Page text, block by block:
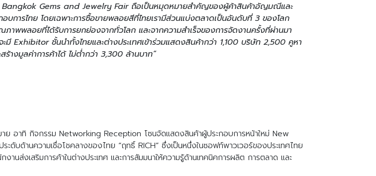
Bangkok Gems and Jewelry Fair ถือเป็นหมุดหมายสำคัญของผู้ค้าสินค้าอัญมณีและ
อบการไทย โดยเฉพาะการซื้อขายพลอยสีที่ไทยเรามีส่วนแบ่งตลาดเป็นอันดับที่ 3 ของโลก
ภาพพลอยที่ได้รับการยกย่องจากทั่วโลก และจากความสำเร็จของการจัดงานครั้งที่ผ่านมา
Exhibitor ชั้นนำทั้งไทยและต่างประเทศเข้าร่วมแสดงสินค้ากว่า 1,100 บริษัท 2,500 คูหา
างมูลค่าการค้าได้ ไม่ต่ำกว่า 3,300 ล้านบาท”
ย อาทิ กิจกรรม Networking Reception โซนจัดแสดงสินค้าผู้ประกอบการหน้าใหม่ New
ดับด้านความเชื่อโชคลางของไทย “ฤทธิ์ RICH” ซึ่งเป็นหนึ่งในซอฟท์พาวเวอร์ของประเทศไทย
นส่งเสริมการค้าในต่างประเทศ และการสัมมนาให้ความรู้ด้านเทคนิคการผลิต การตลาด และ